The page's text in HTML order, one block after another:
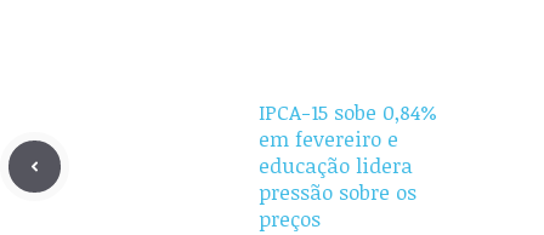
IPCA-15 sobe 0,84%
em fevereiro e
educação lidera
pressão sobre os
preços